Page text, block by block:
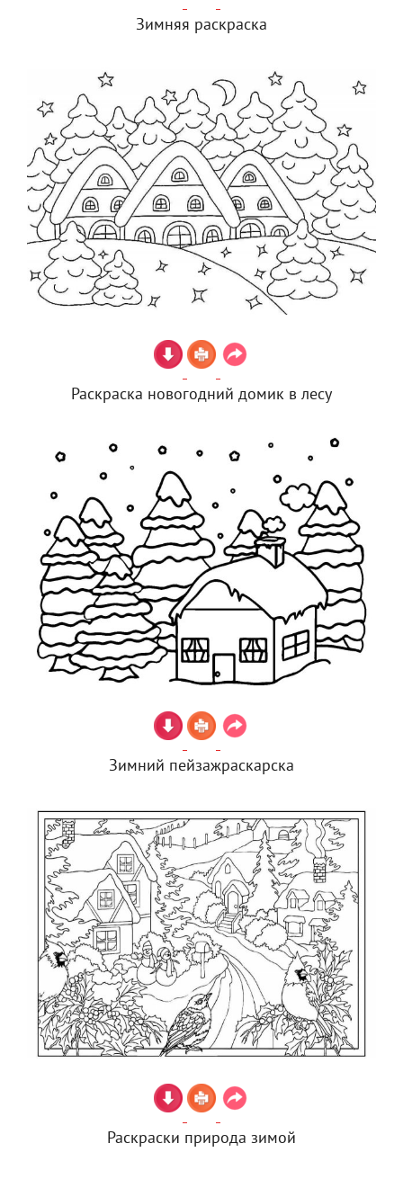
Зимняя раскраска
Раскраска новогодний домик в лесу
Зимний пейзажраскарска
Раскраски природа зимой